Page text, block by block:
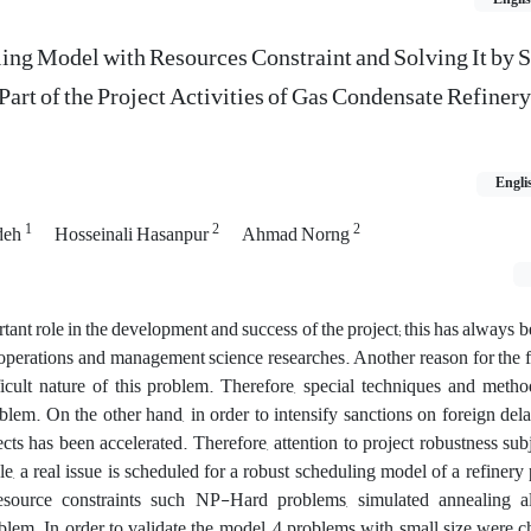
Model with Resources Constraint and Solving It by
of the Project Activities of Gas Condensate
1 Hosseinali Hasanpur2 Ahmad Norng2
role in the development and success of the project; this has always
and management science researches. Another reason for
nature of this problem. Therefore, special techniques and
On the other hand, in order to intensify sanctions on foreign
has been accelerated. Therefore, attention to project robustness
a real issue is scheduled for a robust scheduling model of a
constraints such NP-Hard problems, simulated annealing